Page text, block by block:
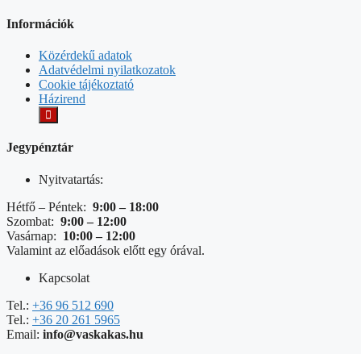
Információk
Közérdekű adatok
Adatvédelmi nyilatkozatok
Cookie tájékoztató
Házirend
Jegypénztár
Nyitvatartás:
Hétfő – Péntek: 9:00 – 18:00
Szombat: 9:00 – 12:00
Vasárnap: 10:00 – 12:00
Valamint az előadások előtt egy órával.
Kapcsolat
Tel.: +36 96 512 690
Tel.: +36 20 261 5965
Email: info@vaskakas.hu